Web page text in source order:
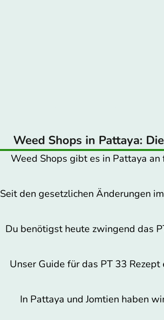
Weed Shops in Pattaya:
Weed Shops gibt es in Pattaya
Seit den gesetzlichen Änderungen
Du benötigst heute zwingend das
Unser Guide für das PT 33
In Pattaya und Jomtien haben